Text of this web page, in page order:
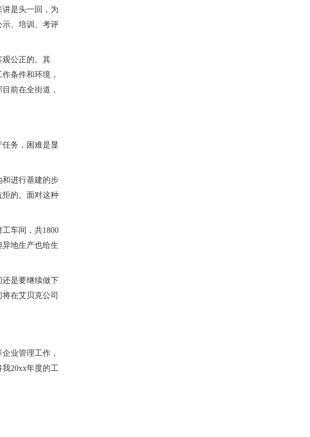
是头一回，为
、培训、考评
观公正的。其
条件和环境，
前在全街道，
务，困难是显
进行基建的步
的。面对这种
车间，共1800
地生产也给生
还是要继续做下
在艾贝克公司
业管理工作，
20xx年度的工